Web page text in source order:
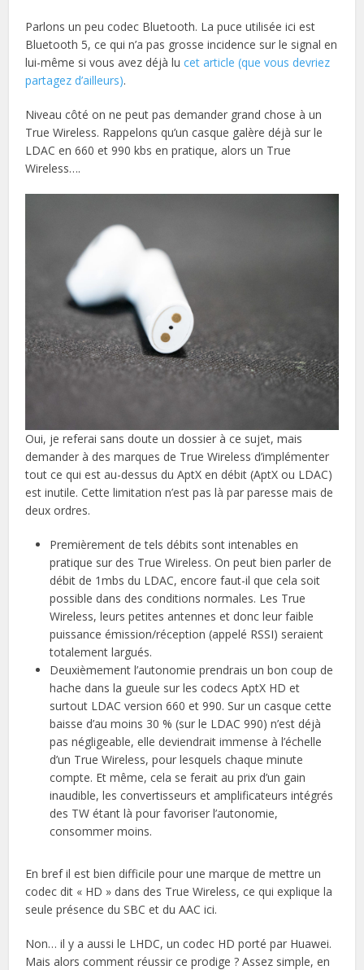
Parlons un peu codec Bluetooth. La puce utilisée ici est
Bluetooth 5, ce qui n’a pas grosse incidence sur le signal en
lui-même si vous avez déjà lucet article (que vous devriez
partagez d’ailleurs).
Niveau côté on ne peut pas demander grand chose à un
True Wireless. Rappelons qu’un casque galère déjà sur le
LDAC en 660 et 990 kbs en pratique, alors un True
Wireless….
Oui, je referai sans doute un dossier à ce sujet, mais
demander à des marques de True Wireless d’implémenter
tout ce qui est au-dessus du AptX en débit (AptX ou LDAC)
est inutile. Cette limitation n’est pas là par paresse mais de
deux ordres.
Premièrement de tels débits sont intenables en
pratique sur des True Wireless. On peut bien parler de
débit de 1mbs du LDAC, encore faut-il que cela soit
possible dans des conditions normales. Les True
Wireless, leurs petites antennes et donc leur faible
puissance émission/réception (appelé RSSI) seraient
totalement largués.
Deuxièmement l’autonomie prendrais un bon coup de
hache dans la gueule sur les codecs AptX HD et
surtout LDAC version 660 et 990. Sur un casque cette
baisse d’au moins 30 % (sur le LDAC 990) n’est déjà
pas négligeable, elle deviendrait immense à l’échelle
d’un True Wireless, pour lesquels chaque minute
compte. Et même, cela se ferait au prix d’un gain
inaudible, les convertisseurs et amplificateurs intégrés
des TW étant là pour favoriser l’autonomie,
consommer moins.
En bref il est bien difficile pour une marque de mettre un
codec dit « HD » dans des True Wireless, ce qui explique la
seule présence du SBC et du AAC ici.
Non… il y a aussi le LHDC, un codec HD porté par Huawei.
Mais alors comment réussir ce prodige ? Assez simple, en